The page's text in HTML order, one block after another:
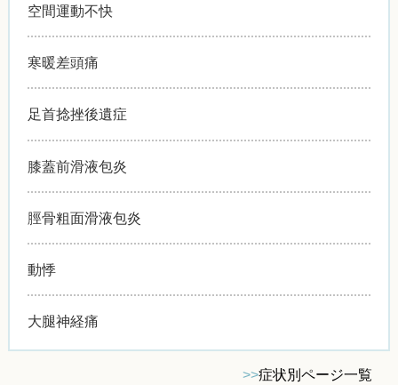
空間運動不快
寒暖差頭痛
足首捻挫後遺症
膝蓋前滑液包炎
脛骨粗面滑液包炎
動悸
大腿神経痛
>>症状別ページ一覧